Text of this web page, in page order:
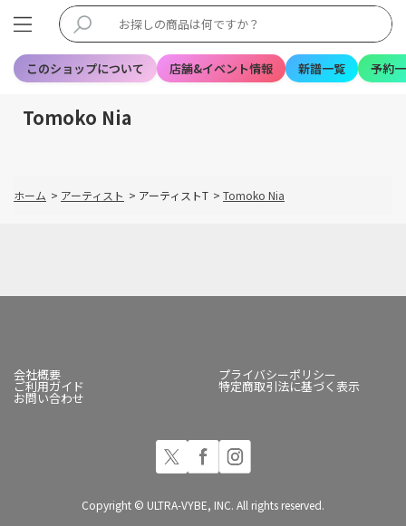
このショップについて 店舗&イベント情報 新譜一覧 予約
Tomoko Nia
ホーム > アーティスト > アーティストT > Tomoko Nia
会社概要 プライバシーポリシー
ご利用ガイド 特定商取引法に基づく表示
お問い合わせ
Copyright © ULTRA-VYBE, INC. All rights reserved.